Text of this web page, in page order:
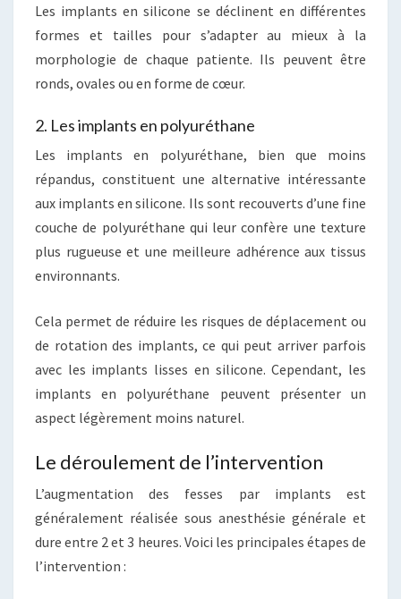
Les implants en silicone se déclinent en différentes
formes et tailles pour s’adapter au mieux à la
morphologie de chaque patiente. Ils peuvent être
ronds, ovales ou en forme de cœur.
2. Les implants en polyuréthane
Les implants en polyuréthane, bien que moins
répandus, constituent une alternative intéressante
aux implants en silicone. Ils sont recouverts d’une fine
couche de polyuréthane qui leur confère une texture
plus rugueuse et une meilleure adhérence aux tissus
environnants.
Cela permet de réduire les risques de déplacement ou
de rotation des implants, ce qui peut arriver parfois
avec les implants lisses en silicone. Cependant, les
implants en polyuréthane peuvent présenter un
aspect légèrement moins naturel.
Le déroulement de l’intervention
L’augmentation des fesses par implants est
généralement réalisée sous anesthésie générale et
dure entre 2 et 3 heures. Voici les principales étapes de
l’intervention :